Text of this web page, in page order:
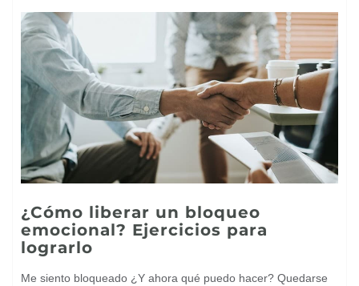
¿Cómo liberar un bloqueo
emocional? Ejercicios para
lograrlo
Me siento bloqueado ¿Y ahora qué puedo hacer? Quedarse